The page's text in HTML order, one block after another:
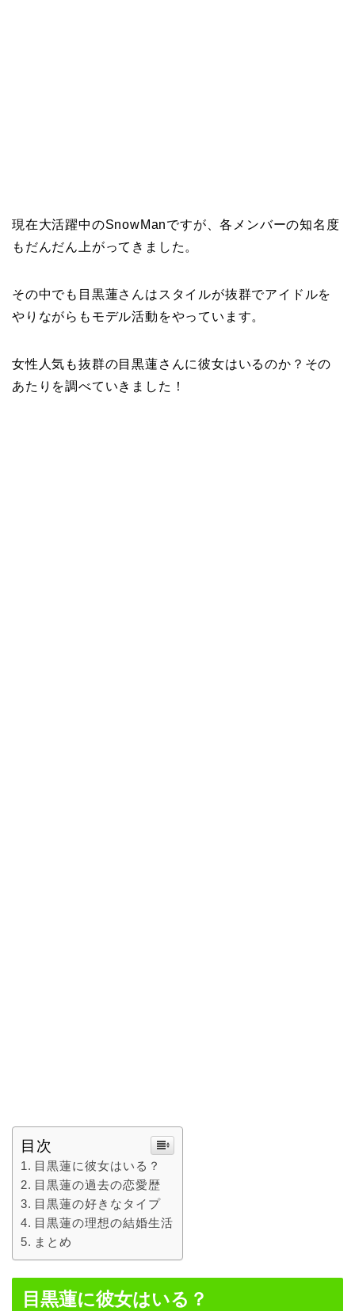
現在大活躍中のSnowManですが、各メンバーの知名度
もだんだん上がってきました。
その中でも目黒蓮さんはスタイルが抜群でアイドルを
やりながらもモデル活動をやっています。
女性人気も抜群の目黒蓮さんに彼女はいるのか？その
あたりを調べていきました！
目次
目黒蓮に彼女はいる？
目黒蓮の過去の恋愛歴
目黒蓮の好きなタイプ
目黒蓮の理想の結婚生活
まとめ
目黒蓮に彼女はいる？